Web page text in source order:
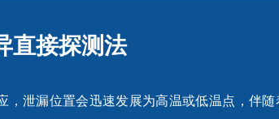
直接探测法
泄漏位置会迅速发展为高温或低温点，伴随